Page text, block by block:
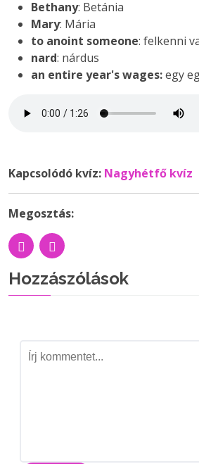
Bethany: Betánia
Mary: Mária
to anoint someone: felkenni
nard: nárdus
an entire year's wages:egy
Kapcsolódó kvíz: Nagyhétfő kvíz
Megosztás:
Hozzászólások